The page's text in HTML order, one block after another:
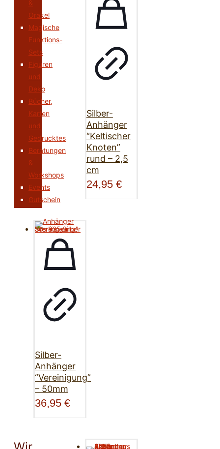
Silber-
Anhänger
“Keltischer
Knoten”
rund – 2,5
cm
24,95 €
Silber-
Anhänger
“Vereinigung”
– 50mm
36,95 €
&
Orakel
Magische
Funktions-
Sets
Figuren
und
Deko
Bücher,
Karten
und
Gedrucktes
Beratungen
&
Workshops
Events
Gutschein